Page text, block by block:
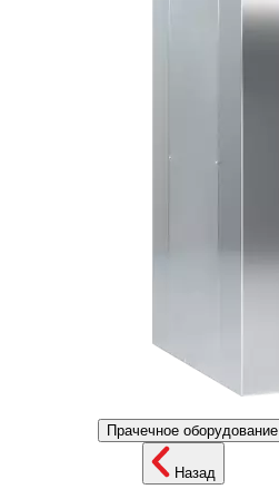
Прачечное оборудование
Назад